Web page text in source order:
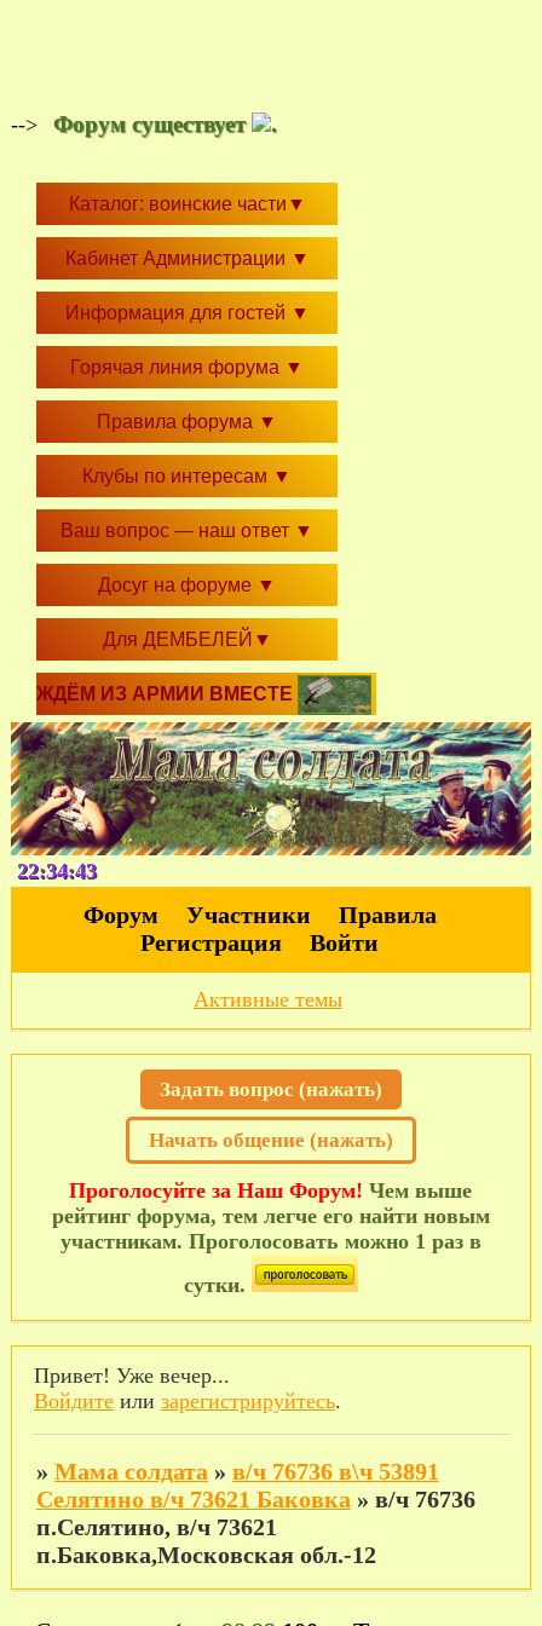
--> Форум существует .
Каталог: воинские части ▼
Кабинет Администрации ▼
Информация для гостей ▼
Горячая линия форума ▼
Правила форума ▼
Клубы по интересам ▼
Ваш вопрос — наш ответ ▼
Досуг на форуме ▼
Для ДЕМБЕЛЕЙ ▼
ЖДЁМ ИЗ АРМИИ ВМЕСТЕ
22:34:45
Форум Участники
Правила
Регистрация
Войти
Активные темы
Задать вопрос (нажать)
Начать общение (нажать)
Проголосуйте за Наш Форум! Чем выше
рейтинг форума, тем легче его найти новым
участникам. Проголосовать можно 1 раз в
сутки.
Привет! Уже вечер...
Войдитеили зарегистрируйтесь.
» Мама солдата » в/ч 76736 в\ч 53891
Селятино в/ч 73621 Баковка » в/ч 76736
п.Селятино, в/ч 73621
п.Баковка,Московская обл.-12